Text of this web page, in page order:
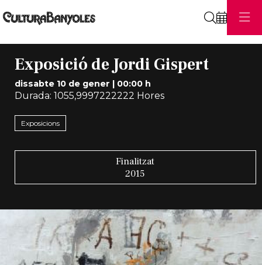
Exposició de Jordi Gispert
dissabte 10 de gener | 00:00 h
Durada: 1055,9997222222 Hores
Exposicions
Finalitzat
2015